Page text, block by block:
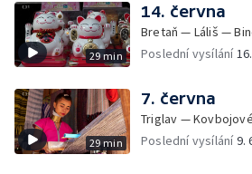
29 min
14. června
Bretaň — Láliš —
Poslední vysílání
29 min
7. června
Triglav —
Poslední vysílání9.